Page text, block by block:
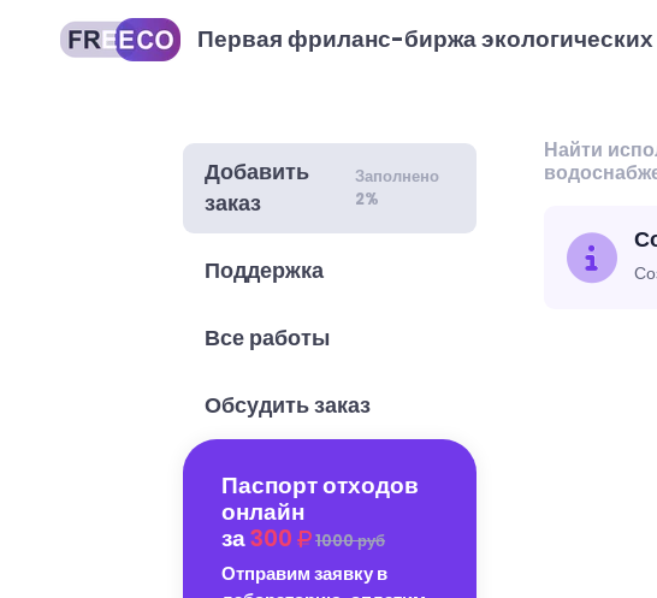
Первая фриланс-биржа экологических
Добавить
заказ
Заполнено
2%
Поддержка
Все работы
Обсудить заказ
Паспорт отходов
онлайн
за300 1000 руб
Отправим заявку в
Найти